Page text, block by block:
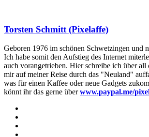
Torsten Schmitt (Pixelaffe)
Geboren 1976 im schönen Schwetzingen und
Ich habe somit den Aufstieg des Internet
auch vorangetrieben. Hier schreibe ich über
mir auf meiner Reise durch das "Neuland"
was für einen Kaffee oder neue Gadgets
könnt ihr das gerne überwww.paypal.me/